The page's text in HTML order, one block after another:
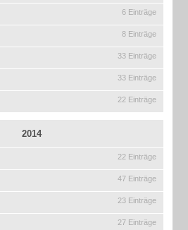
6 Einträge
8 Einträge
33 Einträge
33 Einträge
22 Einträge
2014
22 Einträge
47 Einträge
23 Einträge
27 Einträge